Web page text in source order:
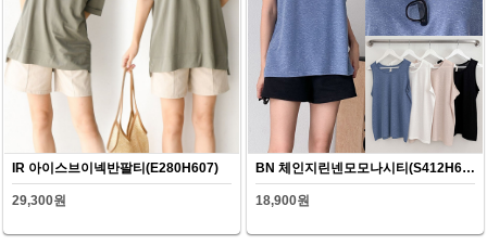
IR 아이스브이넥반팔티(E280H607)
29,300원
BN 체인지린넨모모나시티(S412H607)
18,900원